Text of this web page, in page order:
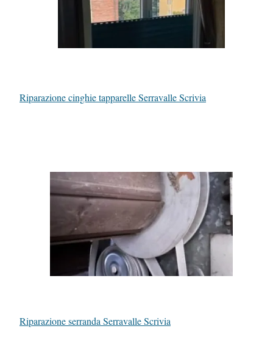
Riparazione cinghie tapparelle Serravalle Scrivia
Riparazione serranda Serravalle Scrivia